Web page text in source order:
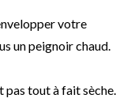
votre
un peignoir chaud.
pas tout à fait sèche.